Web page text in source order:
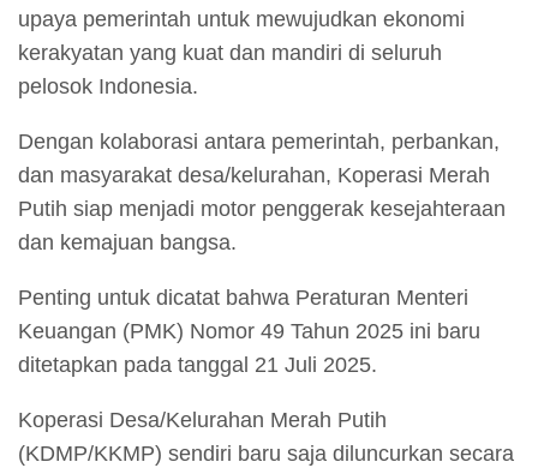
upaya pemerintah untuk mewujudkan ekonomi
kerakyatan yang kuat dan mandiri di seluruh
pelosok Indonesia.
Dengan kolaborasi antara pemerintah, perbankan,
dan masyarakat desa/kelurahan, Koperasi Merah
Putih siap menjadi motor penggerak kesejahteraan
dan kemajuan bangsa.
Penting untuk dicatat bahwa Peraturan Menteri
Keuangan (PMK) Nomor 49 Tahun 2025 ini baru
ditetapkan pada tanggal 21 Juli 2025.
Koperasi Desa/Kelurahan Merah Putih
(KDMP/KKMP) sendiri baru saja diluncurkan secara